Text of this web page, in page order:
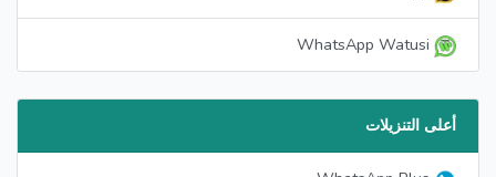
أعلى التنزيلات